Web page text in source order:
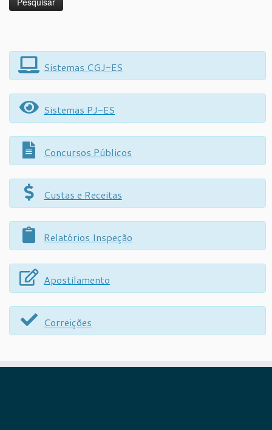
Sistemas CGJ-ES
Sistemas PJ-ES
Concursos Públicos
Custas e Receitas
Relatórios Inspeção
Apostilamento
Correições